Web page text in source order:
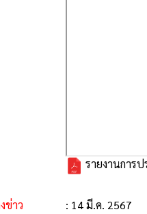
รายงานการ
ข่าว
: 14 มี.ค. 2567